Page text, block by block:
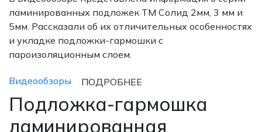
ламинированных подложек ТМ Солид 2мм, 3 мм и
5мм. Рассказали об их отличительных особенностях
и укладке подложки-гармошки с
пароизоляционным слоем.
Видеообзоры ПОДРОБНЕЕ
Подложка-гармошка
ламинированная